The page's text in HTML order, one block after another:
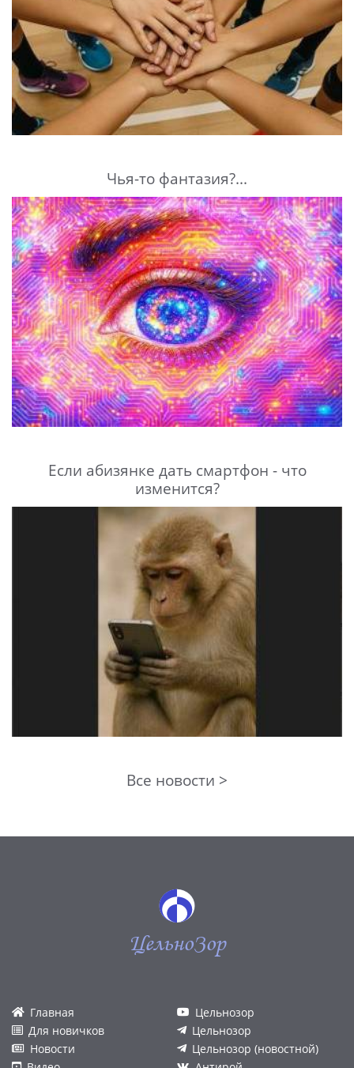
Чья-то фантазия?...
Если абизянке дать смартфон - что
изменится?
Все новости >
ЦельноЗор
Главная
Для новичков
Новости
Цельнозор
Цельнозор
Цельнозор (новостной)